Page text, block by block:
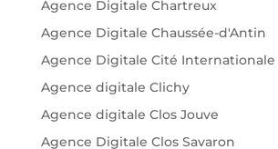
Agence Digitale Chartreux
Agence Digitale Chaussée-d'Antin
Agence Digitale Cité Internationale
Agence digitale Clichy
Agence digitale Clos Jouve
Agence Digitale Clos Savaron